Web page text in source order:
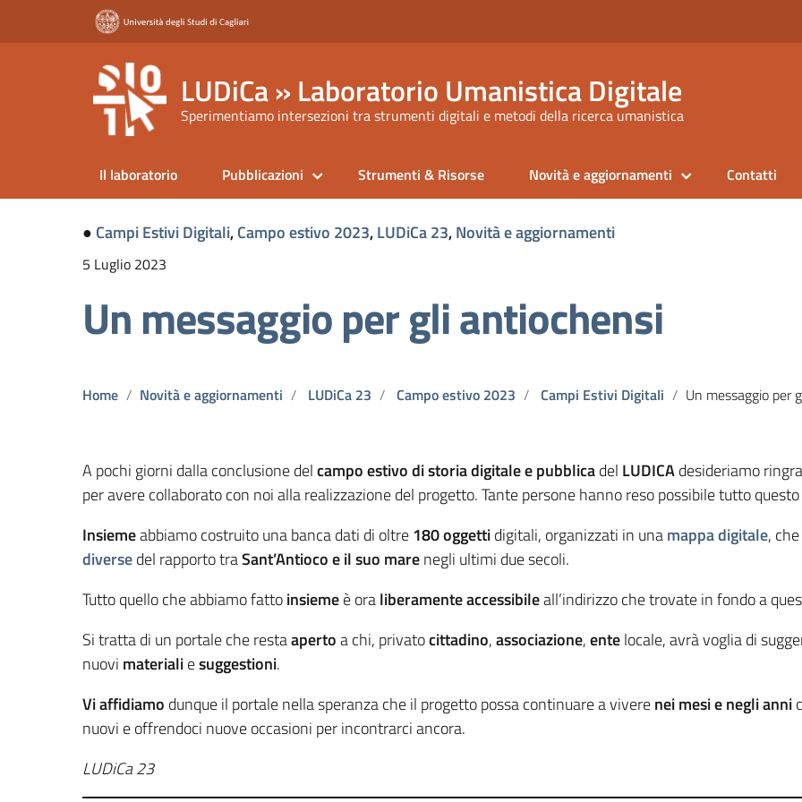
LUDiCa » Laboratorio Umanistica Digitale
Sperimentiamo intersezioni tra strumenti digitali e metodi della ricerca umanistica
Il laboratorio Pubblicazioni Strumenti & Risorse Novità e aggiornamenti Contatti
● Campi Estivi Digitali,Campo estivo 2023,LUDiCa 23,Novità e aggiornamenti
5 Luglio 2023
Un messaggio per gli antiochensi
Home Novità e aggiornamenti LUDiCa 23 Campo estivo 2023 Campi Estivi Digitali Un messaggio per gli
A pochi giorni dalla conclusione delcampo estivo di storia digitale e pubblicadel LUDICAdesideriamo
per avere collaborato con noi alla realizzazione del progetto. Tante persone hanno reso possibile tutto
Insiemeabbiamo costruito una banca dati di oltre180 oggettidigitali, organizzati in unamappa digitale,
diversedel rapporto traSant’Antioco e il suo marenegli ultimi due secoli.
Tutto quello che abbiamo fattoinsiemeè oraliberamente accessibileall’indirizzo che trovate in fondo a
Si tratta di un portale che restaapertoa chi, privatocittadino,associazione,entelocale, avrà voglia di
nuovi materialiesuggestioni.
Vi affidiamo dunque il portale nella speranza che il progetto possa continuare a viverenei mesi e negli anni
nuovi e offrendoci nuove occasioni per incontrarci ancora.
LUDiCa 23